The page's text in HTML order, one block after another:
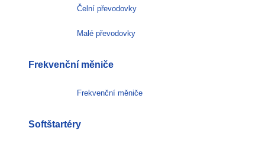
Čelní převodovky
Malé převodovky
Frekvenční měniče
Frekvenční měniče
Softštartéry